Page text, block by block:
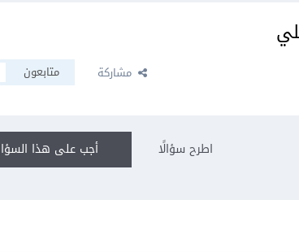
مشاركة متابعون
أجب على هذا اطرح سؤالًا